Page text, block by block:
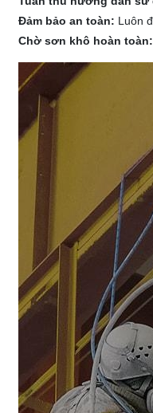
Đảm bảo an toàn: Luôn
Chờ sơn khô hoàn toàn: